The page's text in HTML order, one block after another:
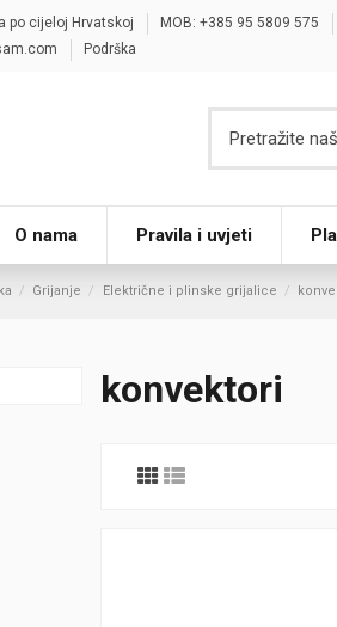
po cijeloj Hrvatskoj
MOB: +385 95 5809 575
Podrška
O nama Pravila i uvjeti
Grijanje Električne i plinske grijalice
konvektori